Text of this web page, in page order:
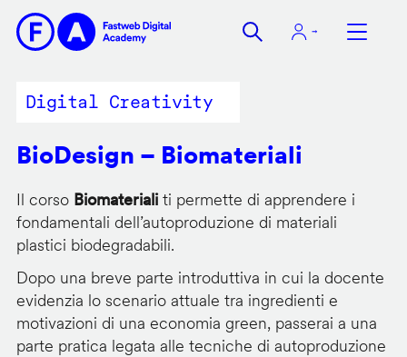
contenuto
Digital Creativity
BioDesign – Biomateriali
Il corso Biomaterialiti permette di apprendere i
fondamentali dell’autoproduzione di materiali
plastici biodegradabili.
Dopo una breve parte introduttiva in cui la docente
evidenzia lo scenario attuale tra ingredienti e
motivazioni di una economia green, passerai a una
parte pratica legata alle tecniche di autoproduzione